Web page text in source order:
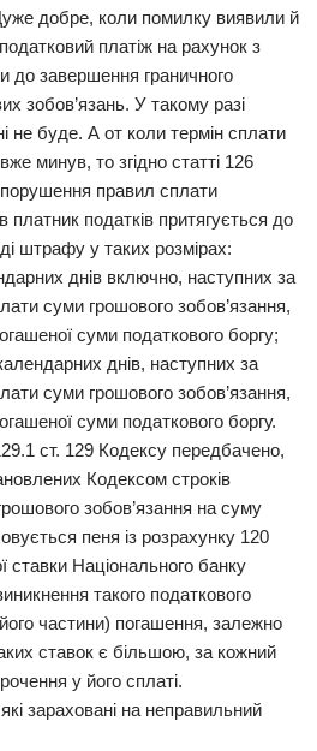
добре, коли помилку виявили й
платіж на рахунок з
до завершення граничного
зобов’язань. У такому разі
не буде. А от коли термін сплати
минув, то згідно статті 126
правил сплати
платник податків притягується до
штрафу у таких розмірах:
днів включно, наступних за
суми грошового зобов’язання,
суми податкового боргу;
днів, наступних за
суми грошового зобов’язання,
суми податкового боргу.
ст. 129 Кодексу передбачено,
Кодексом строків
зобов’язання на суму
пеня із розрахунку 120
ставки Національного банку
такого податкового
частини) погашення, залежно
ставок є більшою, за кожний
у його сплаті.
зараховані на неправильний